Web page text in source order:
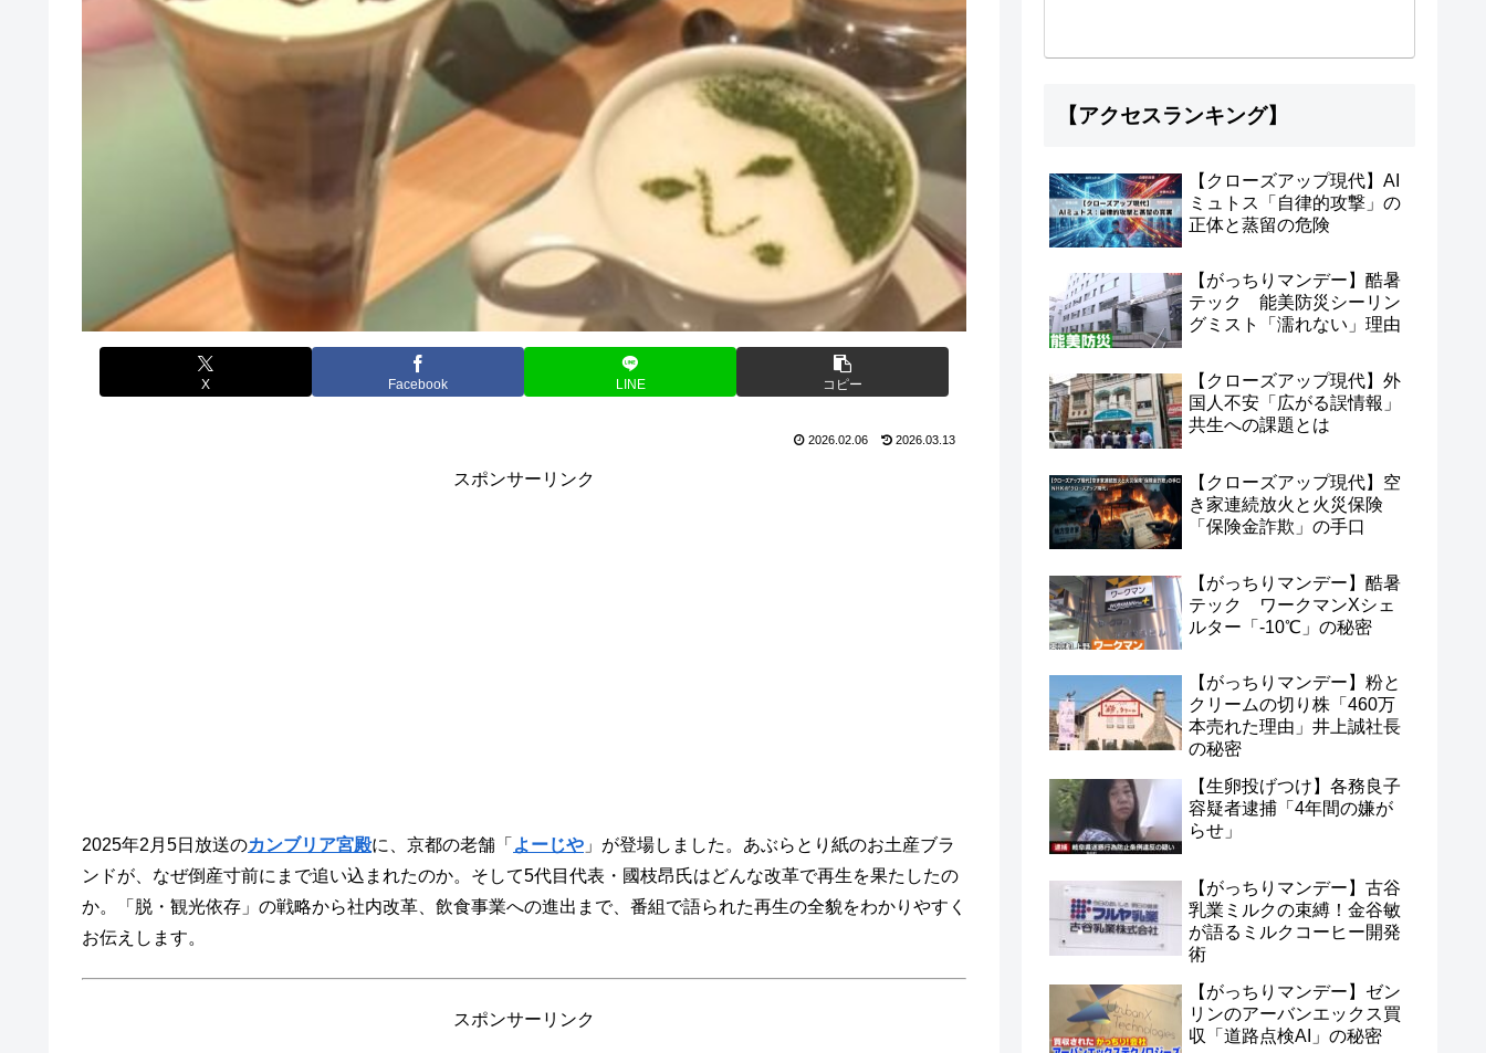
X Facebook LINE コピー
2026.02.06 2026.03.13
スポンサーリンク
2025年2月5日放送のカンブリア宮殿に、京都の老舗「 よーじや 」が登場しました。あぶらとり紙のお土産ブラ
ンドが、なぜ倒産寸前にまで追い込まれたのか。そして5代目代表・國枝昂氏はどんな改革で再生を果たしたの
か。「脱・観光依存」の戦略から社内改革、飲食事業への進出まで、番組で語られた再生の全貌をわかりやすく
お伝えします。
スポンサーリンク
【アクセスランキング】
【クローズアップ現代】AI
ミュトス「自律的攻撃」の
正体と蒸留の危険
【がっちりマンデー】酷暑
テック 能美防災シーリン
グミスト「濡れない」理由
【クローズアップ現代】外
国人不安「広がる誤情報」
共生への課題とは
【クローズアップ現代】空
き家連続放火と火災保険
「保険金詐欺」の手口
【がっちりマンデー】酷暑
テック ワークマンXシェ
ルター「-10℃」の秘密
【がっちりマンデー】粉と
クリームの切り株「460万
本売れた理由」井上誠社長
の秘密
【生卵投げつけ】各務良子
容疑者逮捕「4年間の嫌が
らせ」
【がっちりマンデー】古谷
乳業ミルクの束縛！金谷敏
が語るミルクコーヒー開発
術
【がっちりマンデー】ゼン
リンのアーバンエックス買
収「道路点検AI」の秘密